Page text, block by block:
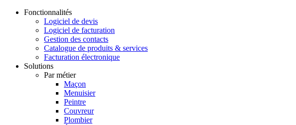
Fonctionnalités
Logiciel de devis
Logiciel de facturation
Gestion des contacts
Catalogue de produits & services
Facturation électronique
Solutions
Par métier
Maçon
Menuisier
Peintre
Couvreur
Plombier